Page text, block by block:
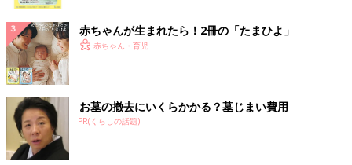
赤ちゃんが生まれたら！2冊の「たまひよ」
赤ちゃん・育児
お墓の撤去にいくらかかる？墓じまい費用
PR(くらしの話題)